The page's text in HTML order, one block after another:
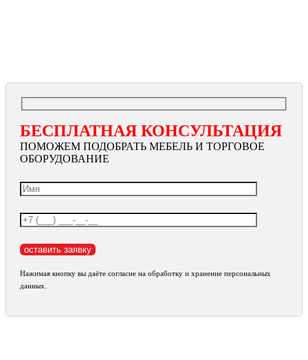
БЕСПЛАТНАЯ КОНСУЛЬТАЦИЯ
ПОМОЖЕМ ПОДОБРАТЬ МЕБЕЛЬ И ТОРГОВОЕ
ОБОРУДОВАНИЕ
Нажимая кнопку вы даёте согласие на обработку и хранение персональных
данных.